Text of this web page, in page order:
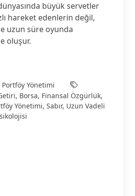
büyük servetler
hareket edenlerin değil,
uzun süre oyunda
oluşur.
Portföy Yönetimi
, Borsa, Finansal Özgürlük,
Yönetimi, Sabır, Uzun Vadeli